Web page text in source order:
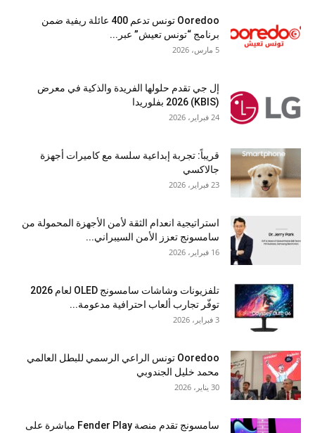
Ooredoo تونس تدعم 400 عائلة ريفية ضمن
برنامج “تونس تعيش” عبر...
5 مارس، 2026
إل جي تقدم حلولها الفريدة والذكية في معرض
(KBIS) 2026 بفلوريدا
24 فبراير، 2026
قريباً: تجربة إبداعية سلسة مع كاميرات أجهزة
جالاكسي
23 فبراير، 2026
استراتيجية انعدام الثقة لأمن الأجهزة المحمولة من
سامسونج تعزز الأمن السيبراني...
16 فبراير، 2026
تلفزيونات وشاشات سامسونج OLED لعام 2026
توفّر تجارب ألعاب احترافية مدعومة...
3 فبراير، 2026
Ooredoo تونس الراعي الرسمي للبطل العالمي
محمد خليل الجندوبي
30 يناير، 2026
سامسونج تقدم منصة Fender Play مباشرة على